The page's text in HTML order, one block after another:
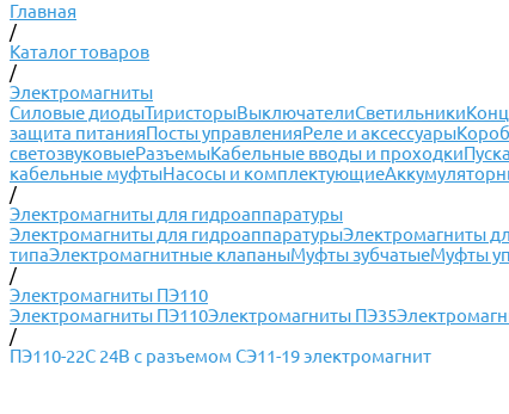
Главная
/
Каталог товаров
/
Электромагниты
Силовые диодыТиристорыВыключателиСветильники
защита питанияПосты управленияРеле и аксессуары
светозвуковыеРазъемыКабельные вводы и проходки
кабельные муфтыНасосы и комплектующие
/
Электромагниты для гидроаппаратуры
Электромагниты для гидроаппаратурыЭлектромагниты
типаЭлектромагнитные клапаныМуфты зубчатыеМуфты
/
Электромагниты ПЭ110
Электромагниты ПЭ110Электромагниты ПЭ35
/
ПЭ110-22С 24В с разъемом СЭ11-19 электромагнит